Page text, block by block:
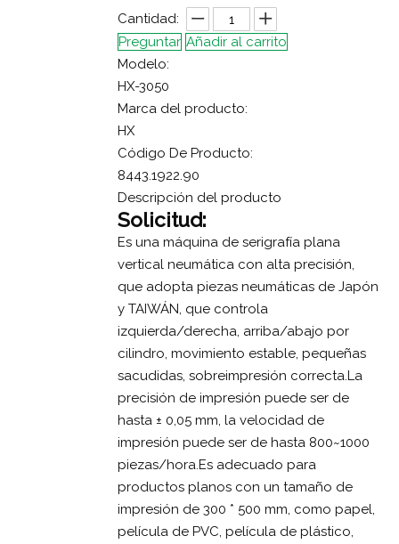
Cantidad:
Preguntar Añadir al carrito
Modelo:
HX-3050
Marca del producto:
HX
Código De Producto:
8443.1922.90
Descripción del producto
Solicitud:
Es una máquina de serigrafía plana
vertical neumática con alta precisión,
que adopta piezas neumáticas de Japón
y TAIWÁN, que controla
izquierda/derecha, arriba/abajo por
cilindro, movimiento estable, pequeñas
sacudidas, sobreimpresión correcta.La
precisión de impresión puede ser de
hasta ± 0,05 mm, la velocidad de
impresión puede ser de hasta 800~1000
piezas/hora.Es adecuado para
productos planos con un tamaño de
impresión de 300 * 500 mm, como papel,
película de PVC, película de plástico,